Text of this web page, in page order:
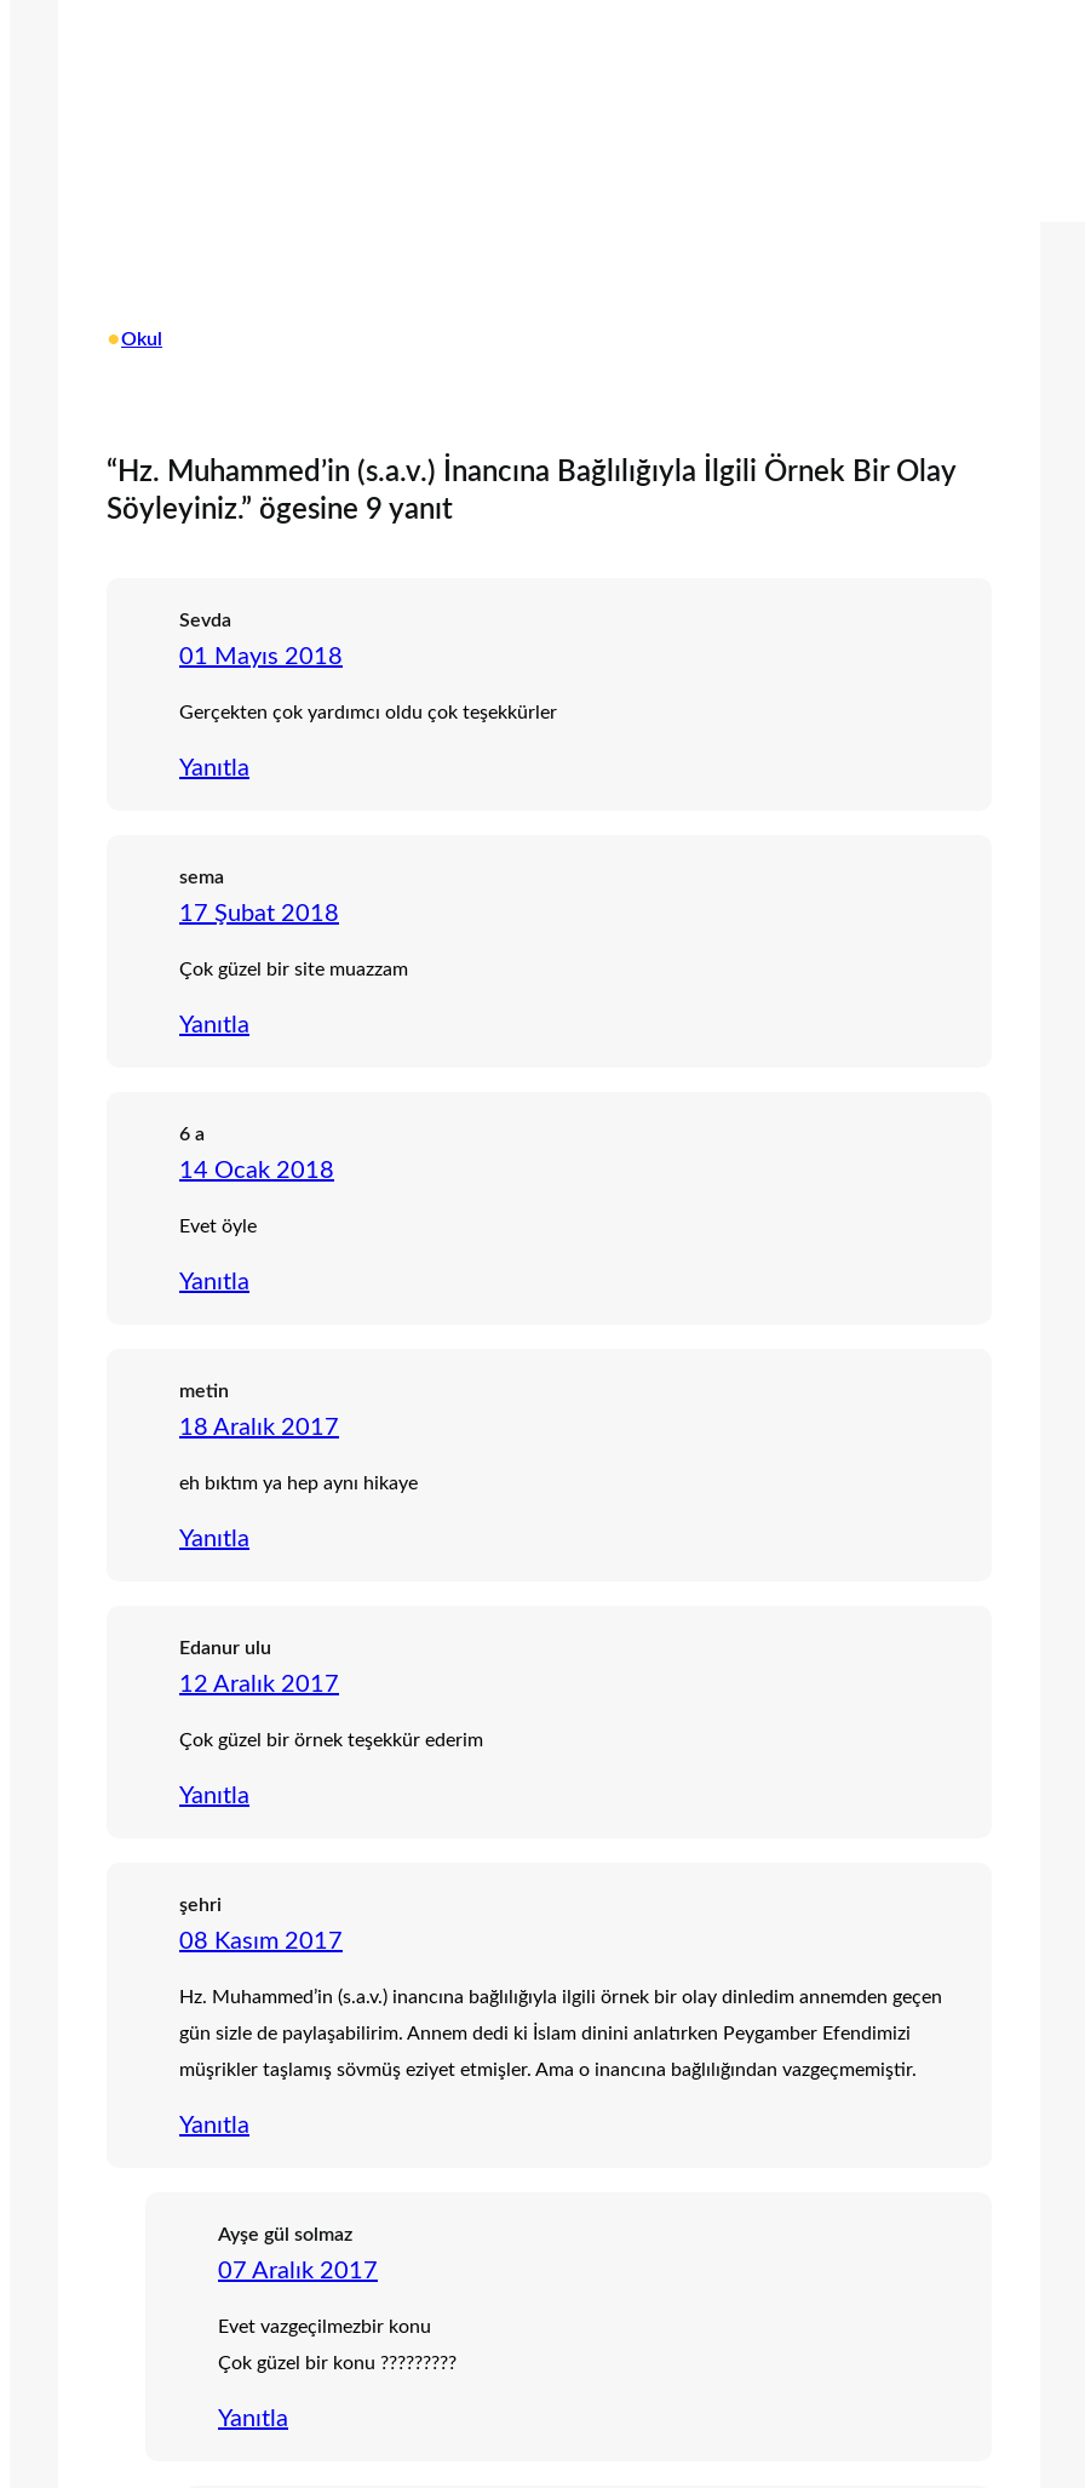
•Okul
“Hz. Muhammed’in (s.a.v.) İnancına Bağlılığıyla İlgili Örnek Bir Olay
Söyleyiniz.” ögesine 9 yanıt
Sevda
01 Mayıs 2018
Gerçekten çok yardımcı oldu çok teşekkürler
Yanıtla
sema
17 Şubat 2018
Çok güzel bir site muazzam
Yanıtla
6 a
14 Ocak 2018
Evet öyle
Yanıtla
metin
18 Aralık 2017
eh bıktım ya hep aynı hikaye
Yanıtla
Edanur ulu
12 Aralık 2017
Çok güzel bir örnek teşekkür ederim
Yanıtla
şehri
08 Kasım 2017
Hz. Muhammed’in (s.a.v.) inancına bağlılığıyla ilgili örnek bir olay dinledim annemden geçen
gün sizle de paylaşabilirim. Annem dedi ki İslam dinini anlatırken Peygamber Efendimizi
müşrikler taşlamış sövmüş eziyet etmişler. Ama o inancına bağlılığından vazgeçmemiştir.
Yanıtla
Ayşe gül solmaz
07 Aralık 2017
Evet vazgeçilmez​bir konu
Çok güzel bir konu ?????????
Yanıtla